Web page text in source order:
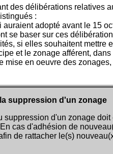
des délibérations relatives
:
auraient adopté avant le 15
se baser sur ces
si elles souhaitent mettre
et le zonage afférent,
mise en oeuvre des
suppression d'un zonage
suppression d'un zonage
cas d'adhésion de
de rattacher le(s)